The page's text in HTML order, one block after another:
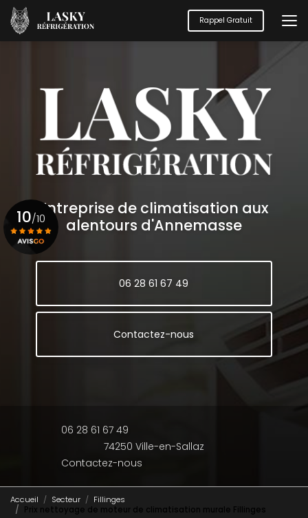
Aller
au
contenu
principal
Rappel Gratuit
Entreprise de climatisation aux
alentours d'Annemasse
06 28 61 67 49
Contactez-nous
06 28 61 67 49
74250 Ville-en-Sallaz
Contactez-nous
10/10
Voir le certificat
Accueil Secteur
Fillinges
Prix nettoyage de moteur de climatisation murale Fillinges